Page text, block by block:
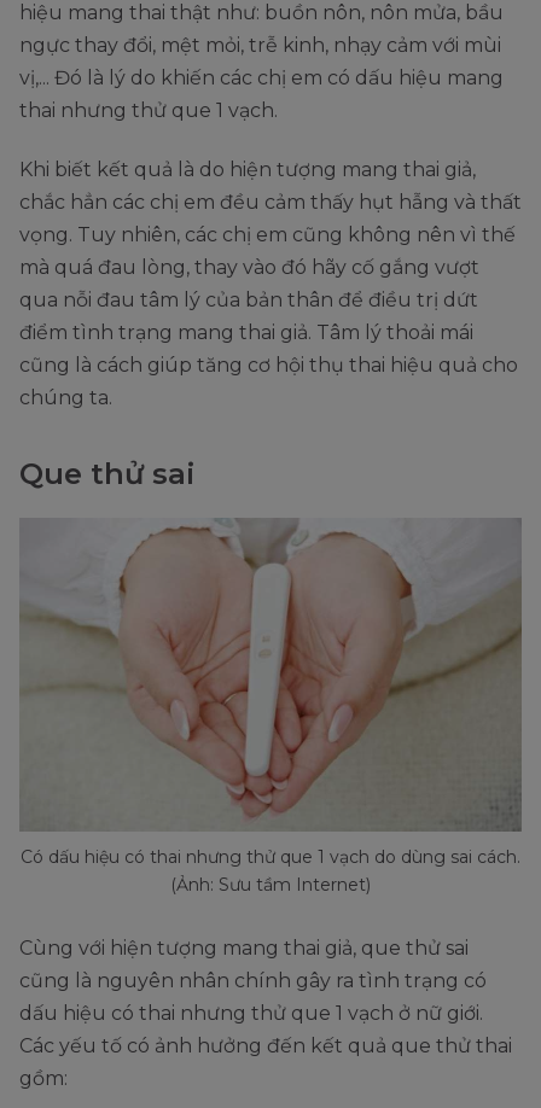
hiệu mang thai thật như: buồn nôn, nôn mửa, bầu
ngực thay đổi, mệt mỏi, trễ kinh, nhạy cảm với mùi
vị,... Đó là lý do khiến các chị em có dấu hiệu mang
thai nhưng thử que 1 vạch.
Khi biết kết quả là do hiện tượng mang thai giả,
chắc hẳn các chị em đều cảm thấy hụt hẫng và thất
vọng. Tuy nhiên, các chị em cũng không nên vì thế
mà quá đau lòng, thay vào đó hãy cố gắng vượt
qua nỗi đau tâm lý của bản thân để điều trị dứt
điểm tình trạng mang thai giả. Tâm lý thoải mái
cũng là cách giúp tăng cơ hội thụ thai hiệu quả cho
chúng ta.
Que thử sai
Có dấu hiệu có thai nhưng thử que 1 vạch do dùng sai cách.
(Ảnh: Sưu tầm Internet)
Cùng với hiện tượng mang thai giả, que thử sai
cũng là nguyên nhân chính gây ra tình trạng có
dấu hiệu có thai nhưng thử que 1 vạch ở nữ giới.
Các yếu tố có ảnh hưởng đến kết quả que thử thai
gồm: